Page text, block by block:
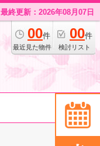
最終更新：2026年08月07日
00件
最近見た物件
00件
検討リスト